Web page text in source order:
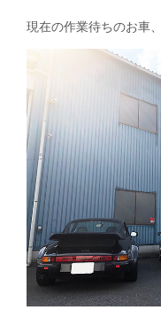
現在の作業待ちのお車